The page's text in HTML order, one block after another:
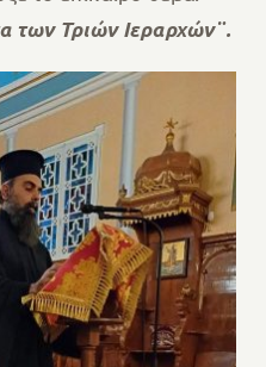
των Τριών Ιεραρχών¨.